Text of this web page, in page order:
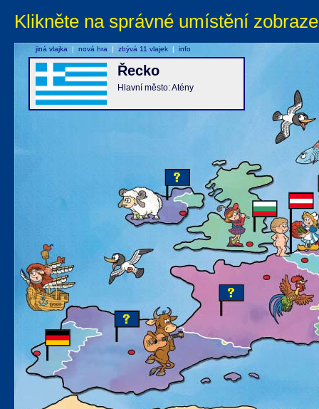
Klikněte na správné umístění
Řecko
Hlavní město: Atény
jiná vlajka | nová hra | zbývá 11 vlajek | info